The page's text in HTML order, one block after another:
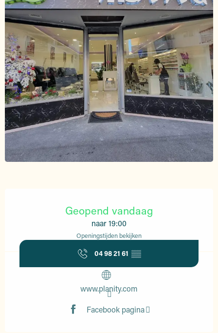
Geopend vandaag
naar 19:00
Openingstijden bekijken
04 98 21 61 ▒▒
www.planity.com
Facebook pagina